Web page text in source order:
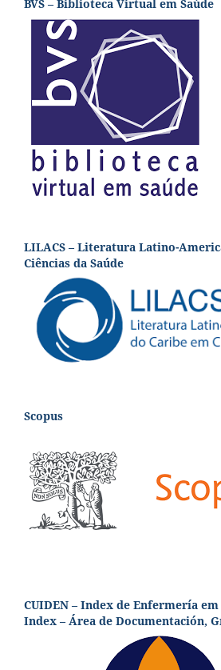
BVS – Biblioteca Virtual em Saúde
LILACS – Literatura Latino-
Ciências da Saúde
Scopus
CUIDEN – Index de Enfermería
Index – Área de Documentación,